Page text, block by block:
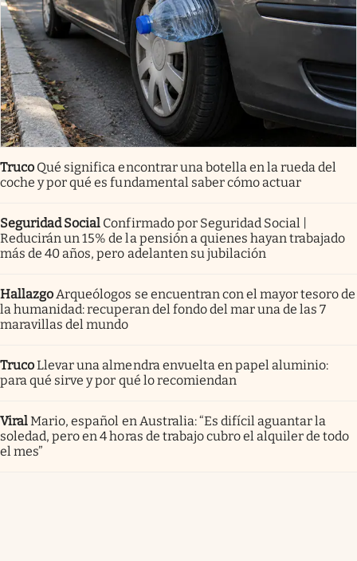
Truco Qué significa encontrar una botella en la rueda del
coche y por qué es fundamental saber cómo actuar
Seguridad Social Confirmado por Seguridad Social |
Reducirán un 15% de la pensión a quienes hayan trabajado
más de 40 años, pero adelanten su jubilación
Hallazgo Arqueólogos se encuentran con el mayor tesoro de
la humanidad: recuperan del fondo del mar una de las 7
maravillas del mundo
TrucoLlevar una almendra envuelta en papel aluminio:
para qué sirve y por qué lo recomiendan
ViralMario, español en Australia: “Es difícil aguantar la
soledad, pero en 4 horas de trabajo cubro el alquiler de todo
el mes”